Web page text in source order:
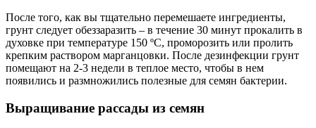
После того, как вы тщательно перемешаете ингредиенты,
грунт следует обеззаразить – в течение 30 минут прокалить в
духовке при температуре 150 ºC, проморозить или пролить
крепким раствором марганцовки. После дезинфекции грунт
помещают на 2-3 недели в теплое место, чтобы в нем
появились и размножились полезные для семян бактерии.
Выращивание рассады из семян